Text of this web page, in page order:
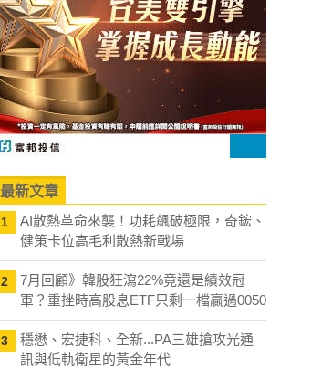
最新文章
1
AI散熱革命來襲！功耗飆破極限，奇鋐、
健策卡位高毛利散熱新戰場
2
7月回顧》韓股狂瀉22%竟還是績效冠
軍？重挫時高股息ETF只剩一檔贏過0050
3
穩懋、宏捷科、全新...PA三雄搶攻光通
訊與低軌衛星的黃金年代